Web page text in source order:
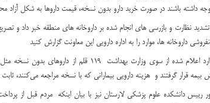
داشته باشند در صورت خرید دارو بدون نسخه، قیمت داروها به شکل آزاد
تشدید نظارت و بازرسی های انجام شده بر داروخانه های منطقه خبر داد و
داروخانه ها، موارد را به اداره دارویی این معاونت گزارش کنید
بر همین اساس و مطابق موارد اعلام شده از سوی وزارت
قرار گرفتند و هزینه دارویی بیمارانی که با نسخه مراجعه می‌کنند، ثابت
دانشکده علوم پزشکی لارستان نیز با بیان اینکه مردم قبل از پرداخت